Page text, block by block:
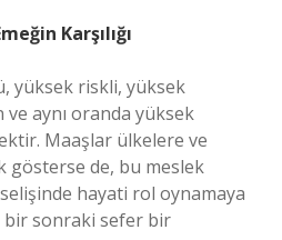
Karşılığı
yüksek riskli, yüksek
aynı oranda yüksek
Maaşlar ülkelere ve
gösterse de, bu meslek
hayati rol oynamaya
bir sonraki sefer bir